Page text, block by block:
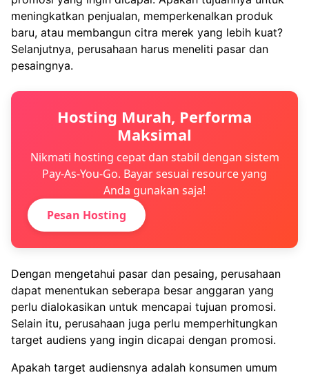
meningkatkan penjualan, memperkenalkan produk
baru, atau membangun citra merek yang lebih kuat?
Selanjutnya, perusahaan harus meneliti pasar dan
pesaingnya.
Hosting Murah, Performa
Maksimal
Nikmati hosting cepat dan stabil dengan sistem
Pay-As-You-Go. Bayar sesuai resource yang
Anda gunakan saja!
Pesan Hosting
Dengan mengetahui pasar dan pesaing, perusahaan
dapat menentukan seberapa besar anggaran yang
perlu dialokasikan untuk mencapai tujuan promosi.
Selain itu, perusahaan juga perlu memperhitungkan
target audiens yang ingin dicapai dengan promosi.
Apakah target audiensnya adalah konsumen umum